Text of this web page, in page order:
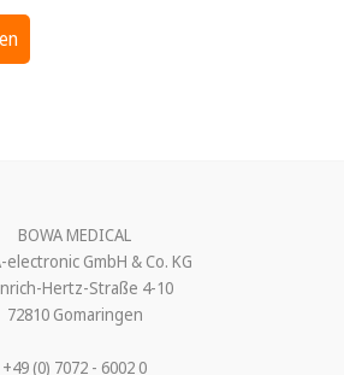
BOWA MEDICAL
electronic GmbH & Co. KG
Hertz-Straße 4-10
72810 Gomaringen
+49 (0) 7072 - 6002 0